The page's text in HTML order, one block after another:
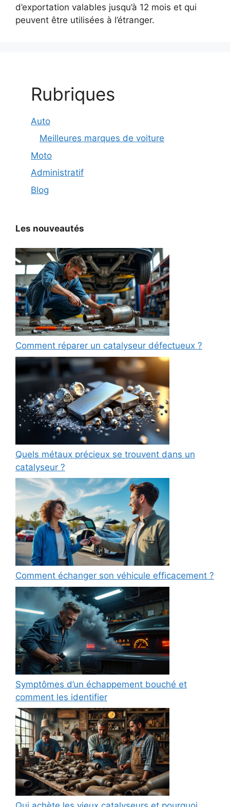
d’exportation valables jusqu’à 12 mois et qui
peuvent être utilisées à l’étranger.
Rubriques
Auto
Meilleures marques de voiture
Moto
Administratif
Blog
Les nouveautés
Comment réparer un catalyseur défectueux ?
Quels métaux précieux se trouvent dans un
catalyseur ?
Comment échanger son véhicule efficacement ?
Symptômes d’un échappement bouché et
comment les identifier